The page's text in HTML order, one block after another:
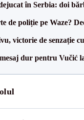
în Serbia: doi
de poliție pe Waze?
victorie de senzație
dur pentru Vučić